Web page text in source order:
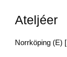
Ateljéer
Norrköping (E)